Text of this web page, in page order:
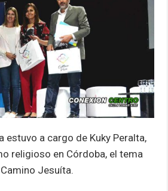
estuvo a cargo de Kuky Peralta,
religioso en Córdoba, el tema
Jesuíta.